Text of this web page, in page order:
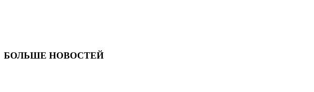
БОЛЬШЕ НОВОСТЕЙ